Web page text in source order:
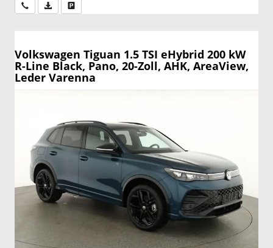
Wir rufen Sie anPDF-Datei, Fahrzeugexposé drucken
Volkswagen Tiguan 1.5 TSI eHybrid 200 kW
R-Line Black, Pano, 20-Zoll, AHK, AreaView,
Leder Varenna